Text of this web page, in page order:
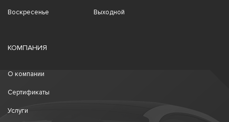
Воскресенье Выходной
КОМПАНИЯ
О компании
Сертификаты
Услуги